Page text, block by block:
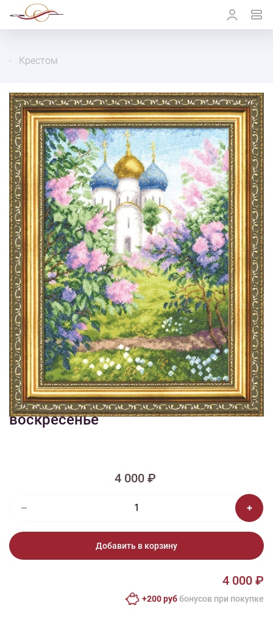
Крестом
1/2
Изображения и цвет представленного товара могут незначительно
отличаться от оригинала продукции, взависимости от разрешения и
настроек вашего монитора, а также условий освещения при съемке
Вышивка РП-010 Светлое
воскресенье
4 000 ₽
Добавить в корзину
4 000 ₽
+200 руббонусов при покупке